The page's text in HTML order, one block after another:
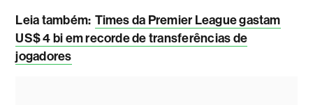
Leia também: Times da Premier League gastam
US$ 4 bi em recorde de transferências de
jogadores